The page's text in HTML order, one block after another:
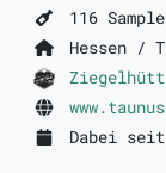
116
Hessen /
Dabei